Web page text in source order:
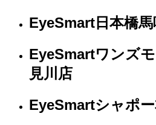
EyeSmart日本橋
EyeSmartワンズ
見川店
EyeSmartシャポ